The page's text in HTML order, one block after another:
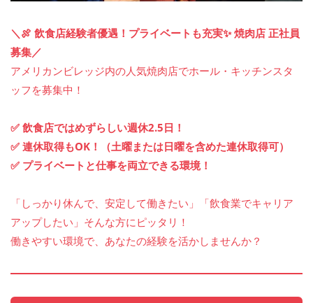
＼🍖 飲食店経験者優遇！プライベートも充実✨ 焼肉店 正社員
募集／
アメリカンビレッジ内の人気焼肉店でホール・キッチンスタ
ッフを募集中！
✅ 飲食店ではめずらしい週休2.5日！
✅ 連休取得もOK！（土曜または日曜を含めた連休取得可）
✅ プライベートと仕事を両立できる環境！
「しっかり休んで、安定して働きたい」「飲食業でキャリア
アップしたい」そんな方にピッタリ！
働きやすい環境で、あなたの経験を活かしませんか？